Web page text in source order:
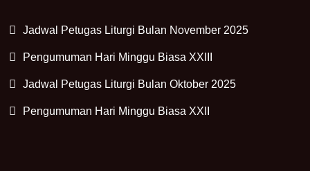
Jadwal Petugas Liturgi Bulan November 2025
Pengumuman Hari Minggu Biasa XXIII
Jadwal Petugas Liturgi Bulan Oktober 2025
Pengumuman Hari Minggu Biasa XXII